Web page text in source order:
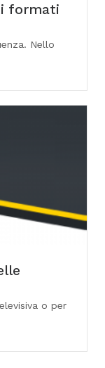
formati
Nello
o per